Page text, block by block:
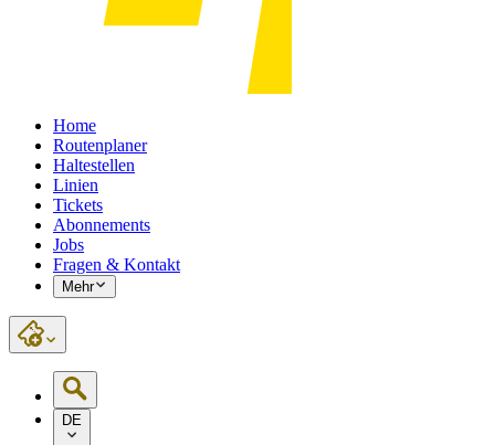
Home
Routenplaner
Haltestellen
Linien
Tickets
Abonnements
Jobs
Fragen & Kontakt
Mehr
DE